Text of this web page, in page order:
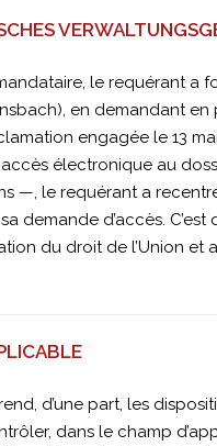
le requérant
en demandant
engagée le 13
accès électronique au
—, le requérant a
demande d’accès.
du droit de l’Union
d’une part, les
dans le champ